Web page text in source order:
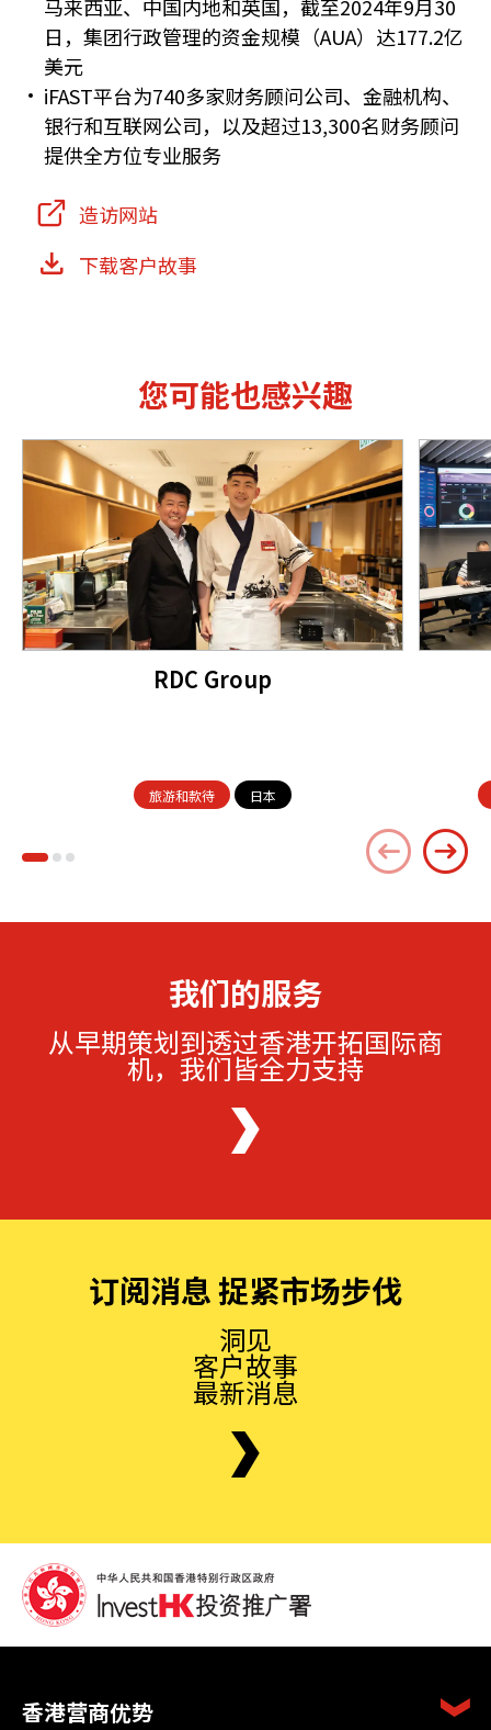
马来西亚、中国内地和英国，截至2024年9月30
日，集团行政管理的资金规模（AUA）达177.2亿
美元
iFAST平台为740多家财务顾问公司、金融机构、
银行和互联网公司，以及超过13,300名财务顾问
提供全方位专业服务
造访网站
下载客户故事
您可能也感兴趣
RDC Group
旅游和款待 日本
我们的服务
从早期策划到透过香港开拓国际商
机，我们皆全力支持
订阅消息 捉紧市场步伐
洞见
客户故事
最新消息
香港营商优势